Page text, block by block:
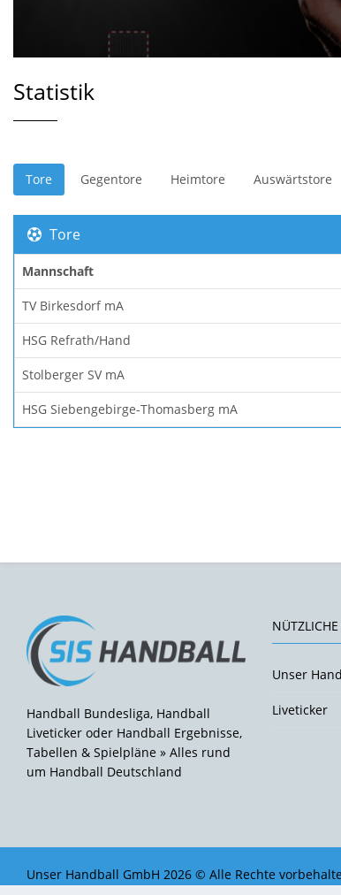
Statistik
Tore Gegentore Heimtore Auswärtstore
Tore
Mannschaft
TV Birkesdorf mA
HSG Refrath/Hand
Stolberger SV mA
HSG Siebengebirge-Thomasberg mA
Handball Bundesliga, Handball
Liveticker oder Handball Ergebnisse,
Tabellen & Spielpläne » Alles rund
um Handball Deutschland
Unser
Liveticker
Unser Handball GmbH 2026 © Alle Rechte